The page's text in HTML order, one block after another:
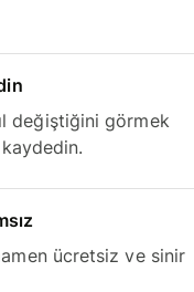
değiştiğini görmek
ücretsiz ve sinir